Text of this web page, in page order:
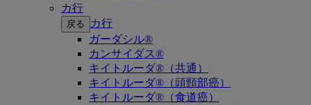
カ行
戻る
カ行
ガーダシル®
カンサイダス®
キイトルーダ®（共通）
キイトルーダ®（頭頸部癌）
キイトルーダ®（食道癌）